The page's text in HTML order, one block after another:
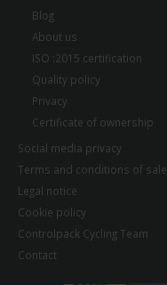
Blog
About us
ISO :2015 certification
Quality policy
Privacy
Certificate of ownership
Social media privacy
Terms and conditions of sale
Legal notice
Cookie policy
Controlpack Cycling Team
Contact